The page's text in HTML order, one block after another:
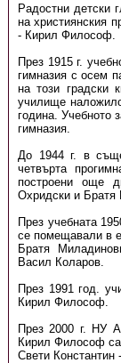
Радостни детски
на християнския
- Кирил Философ.
През 1915 г.
гимназия с осем
на този градски
училище
година. Учебното
гимназия.
До 1944 г. в
четвърта
построени още
Охридски и Братя
През учебната
се помещавали в
Братя
Васил Коларов.
През 1991 год.
Кирил Философ.
През 2000 г. НУ
Кирил Философ
Свети